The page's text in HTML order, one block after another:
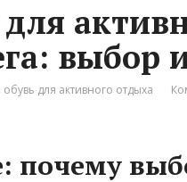
выбор
для активного отдыха
почему